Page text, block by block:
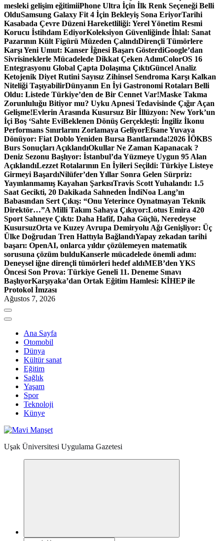
mesleki gelişim eğitimiiPhone Ultra İçin İlk Renk Seçeneği Belli
OlduSamsung Galaxy Fit 4 İçin Bekleyiş Sona EriyorTarihi
Kasabada Çevre Düzeni Hareketliliği: Yerel Yönetim Resmi
Korucu İstihdam EdiyorKoleksiyon Güvenliğinde İhlal: Sanat
Pazarının Kült Figürü Müzeden ÇalındıDirençli Tümörlere
Karşı Yeni Umut: Kanser İğnesi Başarı GösterdiGoogle’dan
Sivrisineklerle Mücadelede Dikkat Çeken AdımColorOS 16
Entegrasyonu Global Çapta Dolaşıma ÇıktıGüncel Analiz
Ketojenik Diyet Rutini Sayısız Zihinsel Sendroma Karşı Kalkan
Niteliği TaşıyabilirDünyanın En İyi Gastronomi Rotaları Belli
Oldu: Listede Türkiye’den de Bir Cennet Var!Maske Takma
Zorunluluğu Bitiyor mu? Uyku Apnesi Tedavisinde Çığır Açan
Gelişme!Evlerin Arasında Kusursuz Bir İllüzyon: New York’un
İçi Boş ‘Sahte EviBeklenen Dönüş Gerçekleşti: İngiliz İkonu
Performans Sınırlarını Zorlamaya GeliyorEfsane Yuvaya
Dönüyor: Fiat Doblo Yeniden Bursa Bantlarında!2026 İÖKBS
Burs Sonuçları AçıklandıOkullar Ne Zaman Kapanacak ?
Deniz Sezonu Başlıyor: İstanbul’da Yüzmeye Uygun 95 Alan
AçıklandıLezzet Rotalarının En İyileri Seçildi: Türkiye Listeye
Girmeyi BaşardıNilüfer’den Yıllar Sonra Gelen Sürpriz:
Yayınlanmamış Kayahan ŞarkısıTravis Scott Yuhalandı: 1.5
Saat Gecikti, 20 Dakikada Sahneden İndiNoa Lang’ın
Babasından Sert Çıkış: “Onu Yeterince Oynatmayan Teknik
Direktör…”A Milli Takım Sahaya Çıkıyor:Lotus Emira 420
Sport Sahneye Çıktı: Daha Hafif, Daha Güçlü, Neredeyse
KusursuzOrta ve Kuzey Avrupa Demiryolu Ağı Genişliyor: Üç
Ülke Doğrudan Tren Hattıyla BağlandıYapay zekadan tarihi
başarı: OpenAI, onlarca yıldır çözülemeyen matematik
sorusuna çözüm bulduKanserle mücadelede önemli adım:
Deneysel iğne dirençli tümörleri hedef aldıMEB’den YKS
Öncesi Son Prova: Türkiye Geneli 11. Deneme Sınavı
BaşlıyorKarşıyaka’dan Ortak Eğitim Hamlesi: KİHEP ile
Protokol İmzası
Ağustos 7, 2026
Ana Sayfa
Otomobil
Dünya
Kültür sanat
Eğitim
Sağlık
Yaşam
Spor
Teknoloji
Künye
Uşak Üniversitesi Uygulama Gazetesi